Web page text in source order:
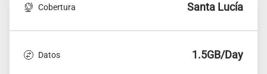
Cobertura Santa Lucía
Datos 1.5GB/Day